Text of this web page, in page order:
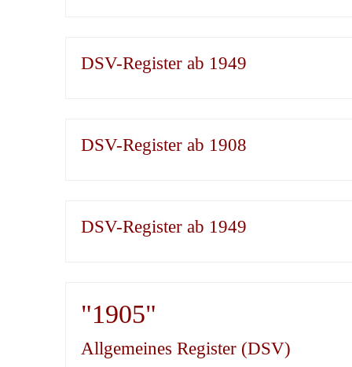
DSV-Register ab 1949
DSV-Register ab 1908
DSV-Register ab 1949
"1905"
Allgemeines Register (DSV)